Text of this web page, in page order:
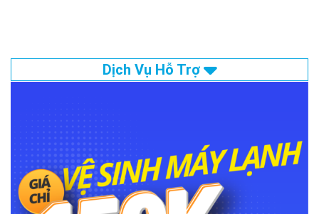
Dịch Vụ Hỗ Trợ